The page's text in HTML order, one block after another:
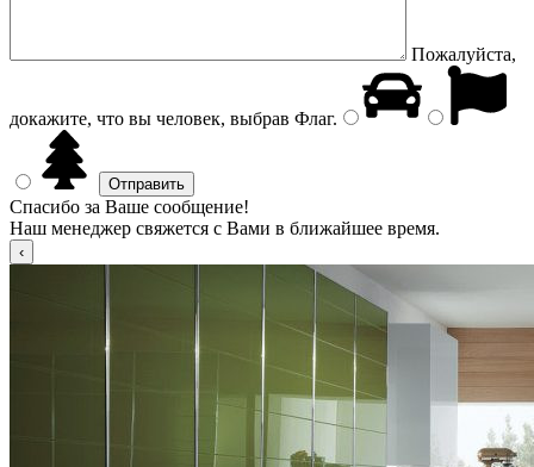
Пожалуйста,
докажите, что вы человек, выбрав Флаг.
Спасибо за Ваше сообщение!
Наш менеджер свяжется с Вами в ближайшее время.